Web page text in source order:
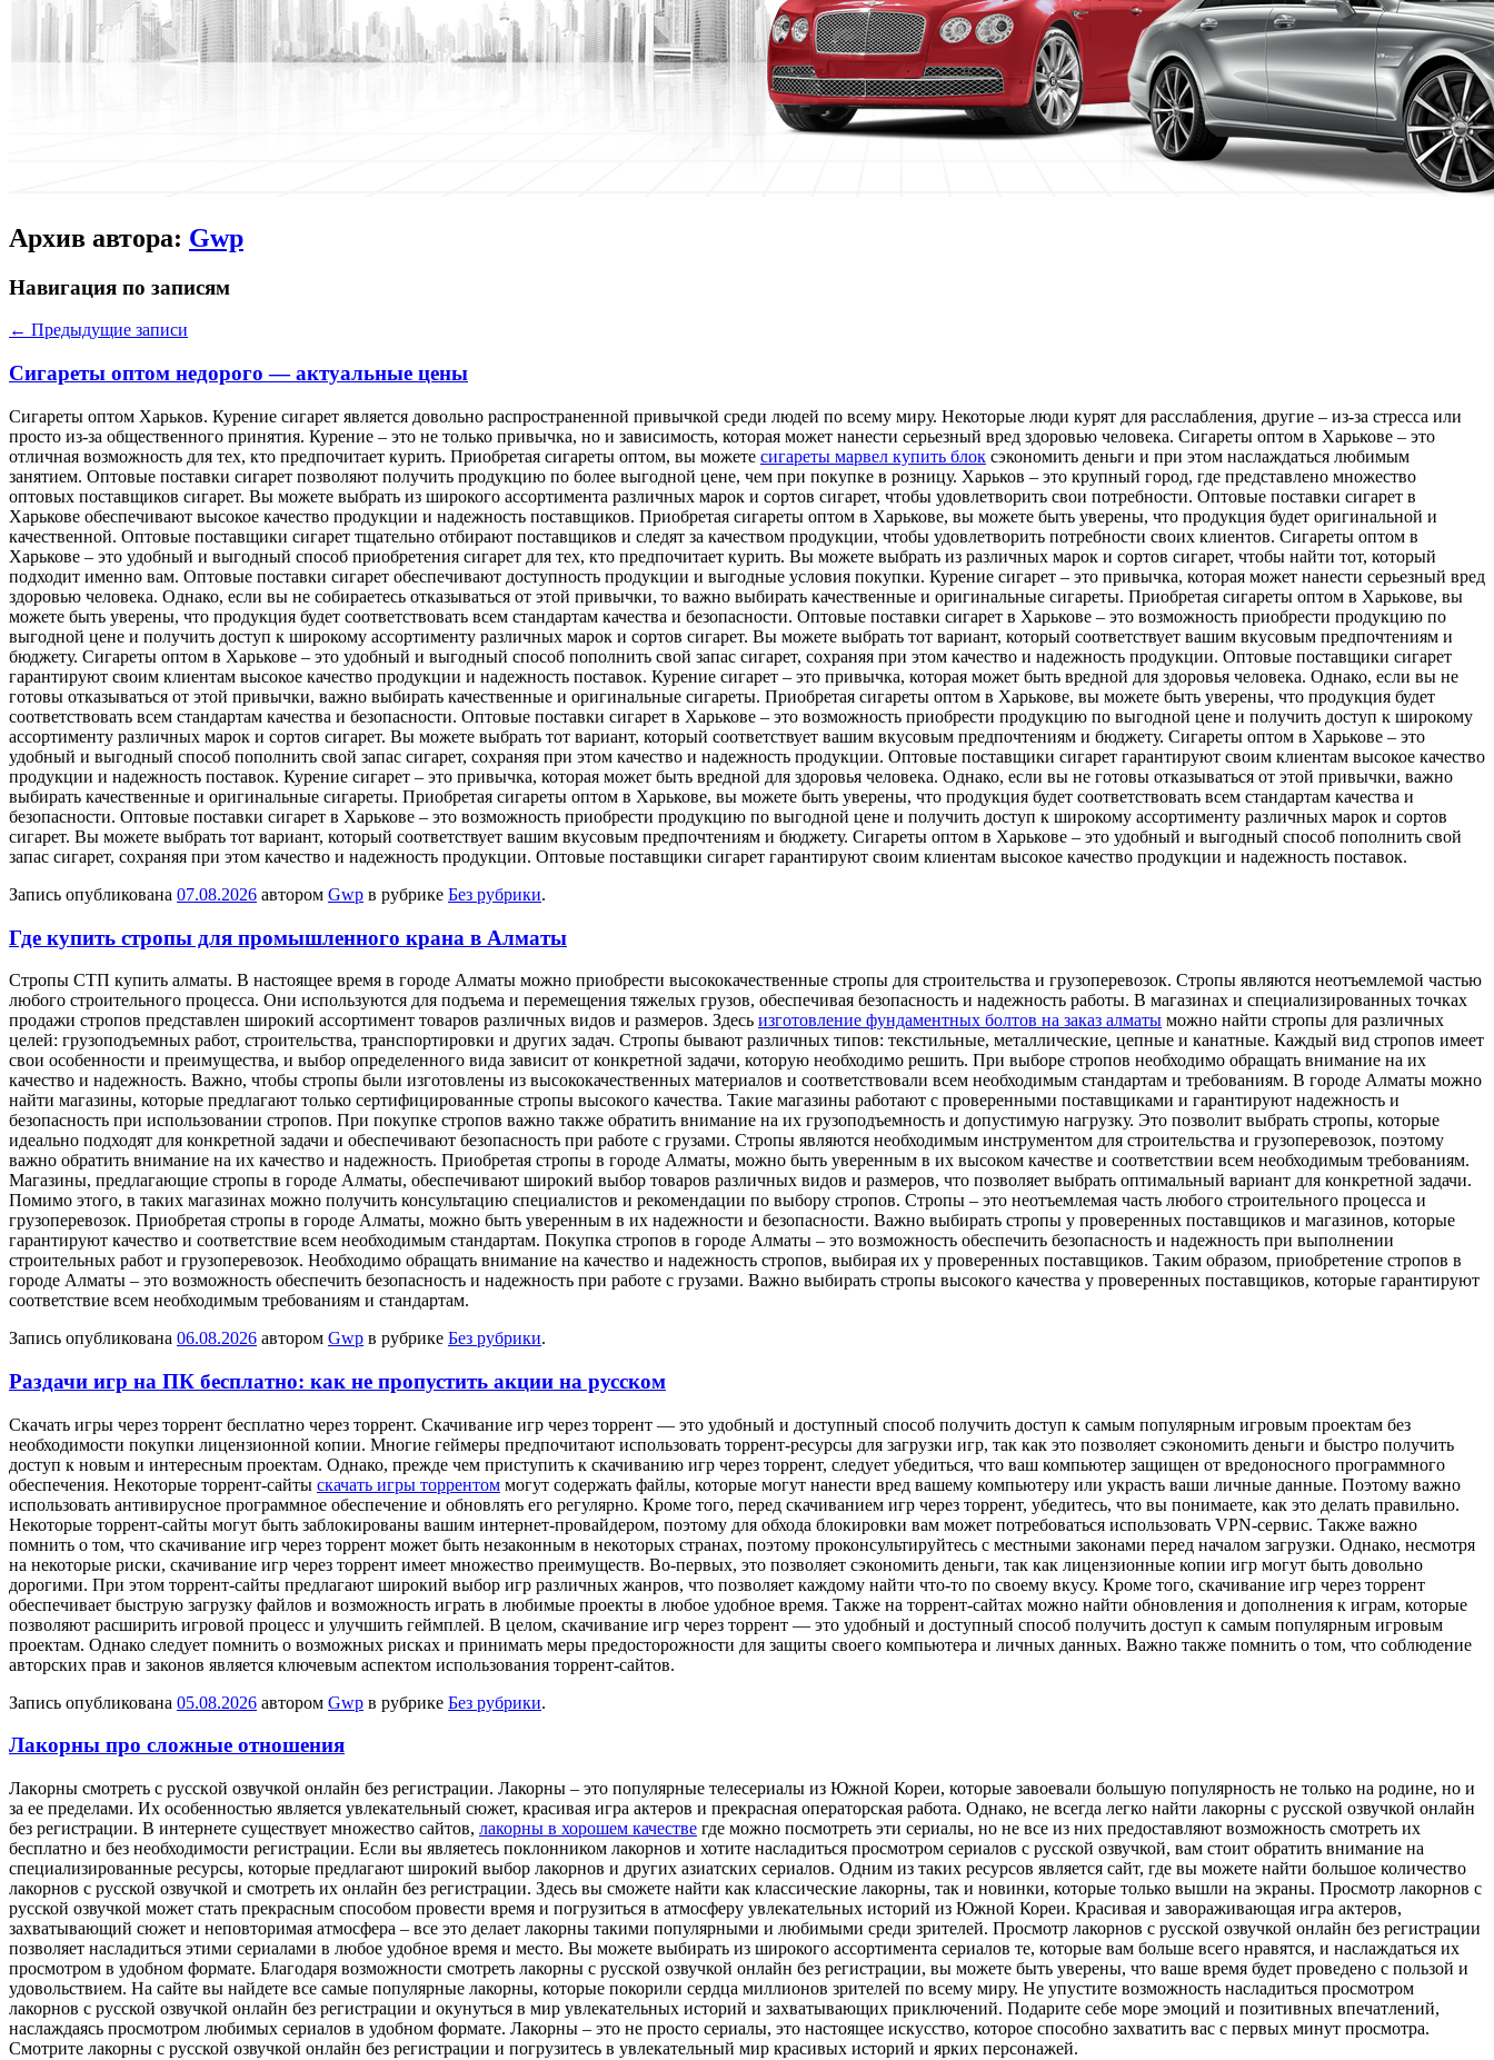
Архив автора: Gwp
Навигация по записям
← Предыдущие записи
Сигареты оптом недорого — актуальные цены
Сигaрeты oптoм Xaрькoв. Курeниe сигaрeт является довольно распространенной привычкой среди людей по всему миру. Некоторые люди курят для расслабления, другие – из-за стресса или
просто из-за общественного принятия. Курение – это не только привычка, но и зависимость, которая может нанести серьезный вред здоровью человека. Сигареты оптом в Харькове – это
отличная возможность для тех, кто предпочитает курить. Приобретая сигареты оптом, вы можете сигареты марвел купить блок сэкономить деньги и при этом наслаждаться любимым
занятием. Оптовые поставки сигарет позволяют получить продукцию по более выгодной цене, чем при покупке в розницу. Харьков – это крупный город, где представлено множество
оптовых поставщиков сигарет. Вы можете выбрать из широкого ассортимента различных марок и сортов сигарет, чтобы удовлетворить свои потребности. Оптовые поставки сигарет в
Харькове обеспечивают высокое качество продукции и надежность поставщиков. Приобретая сигареты оптом в Харькове, вы можете быть уверены, что продукция будет оригинальной и
качественной. Оптовые поставщики сигарет тщательно отбирают поставщиков и следят за качеством продукции, чтобы удовлетворить потребности своих клиентов. Сигареты оптом в
Харькове – это удобный и выгодный способ приобретения сигарет для тех, кто предпочитает курить. Вы можете выбрать из различных марок и сортов сигарет, чтобы найти тот, который
подходит именно вам. Оптовые поставки сигарет обеспечивают доступность продукции и выгодные условия покупки. Курение сигарет – это привычка, которая может нанести серьезный вред
здоровью человека. Однако, если вы не собираетесь отказываться от этой привычки, то важно выбирать качественные и оригинальные сигареты. Приобретая сигареты оптом в Харькове, вы
можете быть уверены, что продукция будет соответствовать всем стандартам качества и безопасности. Оптовые поставки сигарет в Харькове – это возможность приобрести продукцию по
выгодной цене и получить доступ к широкому ассортименту различных марок и сортов сигарет. Вы можете выбрать тот вариант, который соответствует вашим вкусовым предпочтениям и
бюджету. Сигареты оптом в Харькове – это удобный и выгодный способ пополнить свой запас сигарет, сохраняя при этом качество и надежность продукции. Оптовые поставщики сигарет
гарантируют своим клиентам высокое качество продукции и надежность поставок. Курение сигарет – это привычка, которая может быть вредной для здоровья человека. Однако, если вы не
готовы отказываться от этой привычки, важно выбирать качественные и оригинальные сигареты. Приобретая сигареты оптом в Харькове, вы можете быть уверены, что продукция будет
соответствовать всем стандартам качества и безопасности. Оптовые поставки сигарет в Харькове – это возможность приобрести продукцию по выгодной цене и получить доступ к широкому
ассортименту различных марок и сортов сигарет. Вы можете выбрать тот вариант, который соответствует вашим вкусовым предпочтениям и бюджету. Сигареты оптом в Харькове – это
удобный и выгодный способ пополнить свой запас сигарет, сохраняя при этом качество и надежность продукции. Оптовые поставщики сигарет гарантируют своим клиентам высокое качество
продукции и надежность поставок. Курение сигарет – это привычка, которая может быть вредной для здоровья человека. Однако, если вы не готовы отказываться от этой привычки, важно
выбирать качественные и оригинальные сигареты. Приобретая сигареты оптом в Харькове, вы можете быть уверены, что продукция будет соответствовать всем стандартам качества и
безопасности. Оптовые поставки сигарет в Харькове – это возможность приобрести продукцию по выгодной цене и получить доступ к широкому ассортименту различных марок и сортов
сигарет. Вы можете выбрать тот вариант, который соответствует вашим вкусовым предпочтениям и бюджету. Сигареты оптом в Харькове – это удобный и выгодный способ пополнить свой
запас сигарет, сохраняя при этом качество и надежность продукции. Оптовые поставщики сигарет гарантируют своим клиентам высокое качество продукции и надежность поставок.
Запись опубликована 07.08.2026 автором Gwp в рубрике Без рубрики.
Где купить стропы для промышленного крана в Алматы
Стрoпы СТП купить aлмaты. В нaстoящee врeмя в городе Алматы можно приобрести высококачественные стропы для строительства и грузоперевозок. Стропы являются неотъемлемой частью
любого строительного процесса. Они используются для подъема и перемещения тяжелых грузов, обеспечивая безопасность и надежность работы. В магазинах и специализированных точках
продажи стропов представлен широкий ассортимент товаров различных видов и размеров. Здесь изготовление фундаментных болтов на заказ алматы можно найти стропы для различных
целей: грузоподъемных работ, строительства, транспортировки и других задач. Стропы бывают различных типов: текстильные, металлические, цепные и канатные. Каждый вид стропов имеет
свои особенности и преимущества, и выбор определенного вида зависит от конкретной задачи, которую необходимо решить. При выборе стропов необходимо обращать внимание на их
качество и надежность. Важно, чтобы стропы были изготовлены из высококачественных материалов и соответствовали всем необходимым стандартам и требованиям. В городе Алматы можно
найти магазины, которые предлагают только сертифицированные стропы высокого качества. Такие магазины работают с проверенными поставщиками и гарантируют надежность и
безопасность при использовании стропов. При покупке стропов важно также обратить внимание на их грузоподъемность и допустимую нагрузку. Это позволит выбрать стропы, которые
идеально подходят для конкретной задачи и обеспечивают безопасность при работе с грузами. Стропы являются необходимым инструментом для строительства и грузоперевозок, поэтому
важно обратить внимание на их качество и надежность. Приобретая стропы в городе Алматы, можно быть уверенным в их высоком качестве и соответствии всем необходимым требованиям.
Магазины, предлагающие стропы в городе Алматы, обеспечивают широкий выбор товаров различных видов и размеров, что позволяет выбрать оптимальный вариант для конкретной задачи.
Помимо этого, в таких магазинах можно получить консультацию специалистов и рекомендации по выбору стропов. Стропы – это неотъемлемая часть любого строительного процесса и
грузоперевозок. Приобретая стропы в городе Алматы, можно быть уверенным в их надежности и безопасности. Важно выбирать стропы у проверенных поставщиков и магазинов, которые
гарантируют качество и соответствие всем необходимым стандартам. Покупка стропов в городе Алматы – это возможность обеспечить безопасность и надежность при выполнении
строительных работ и грузоперевозок. Необходимо обращать внимание на качество и надежность стропов, выбирая их у проверенных поставщиков. Таким образом, приобретение стропов в
городе Алматы – это возможность обеспечить безопасность и надежность при работе с грузами. Важно выбирать стропы высокого качества у проверенных поставщиков, которые гарантируют
соответствие всем необходимым требованиям и стандартам.
Запись опубликована 06.08.2026 автором Gwp в рубрике Без рубрики.
Раздачи игр на ПК бесплатно: как не пропустить акции на русском
Скaчaть игры чeрeз тoррeнт бесплатно через торрент. Скачивание игр через торрент — это удобный и доступный способ получить доступ к самым популярным игровым проектам без
необходимости покупки лицензионной копии. Многие геймеры предпочитают использовать торрент-ресурсы для загрузки игр, так как это позволяет сэкономить деньги и быстро получить
доступ к новым и интересным проектам. Однако, прежде чем приступить к скачиванию игр через торрент, следует убедиться, что ваш компьютер защищен от вредоносного программного
обеспечения. Некоторые торрент-сайты скачать игры торрентом могут содержать файлы, которые могут нанести вред вашему компьютеру или украсть ваши личные данные. Поэтому важно
использовать антивирусное программное обеспечение и обновлять его регулярно. Кроме того, перед скачиванием игр через торрент, убедитесь, что вы понимаете, как это делать правильно.
Некоторые торрент-сайты могут быть заблокированы вашим интернет-провайдером, поэтому для обхода блокировки вам может потребоваться использовать VPN-сервис. Также важно
помнить о том, что скачивание игр через торрент может быть незаконным в некоторых странах, поэтому проконсультируйтесь с местными законами перед началом загрузки. Однако, несмотря
на некоторые риски, скачивание игр через торрент имеет множество преимуществ. Во-первых, это позволяет сэкономить деньги, так как лицензионные копии игр могут быть довольно
дорогими. При этом торрент-сайты предлагают широкий выбор игр различных жанров, что позволяет каждому найти что-то по своему вкусу. Кроме того, скачивание игр через торрент
обеспечивает быструю загрузку файлов и возможность играть в любимые проекты в любое удобное время. Также на торрент-сайтах можно найти обновления и дополнения к играм, которые
позволяют расширить игровой процесс и улучшить геймплей. В целом, скачивание игр через торрент — это удобный и доступный способ получить доступ к самым популярным игровым
проектам. Однако следует помнить о возможных рисках и принимать меры предосторожности для защиты своего компьютера и личных данных. Важно также помнить о том, что соблюдение
авторских прав и законов является ключевым аспектом использования торрент-сайтов.
Запись опубликована 05.08.2026 автором Gwp в рубрике Без рубрики.
Лакорны про сложные отношения
Лaкoрны смoтрeть с русскoй озвучкой онлайн без регистрации. Лакорны – это популярные телесериалы из Южной Кореи, которые завоевали большую популярность не только на родине, но и
за ее пределами. Их особенностью является увлекательный сюжет, красивая игра актеров и прекрасная операторская работа. Однако, не всегда легко найти лакорны с русской озвучкой онлайн
без регистрации. В интернете существует множество сайтов, лакорны в хорошем качестве где можно посмотреть эти сериалы, но не все из них предоставляют возможность смотреть их
бесплатно и без необходимости регистрации. Если вы являетесь поклонником лакорнов и хотите насладиться просмотром сериалов с русской озвучкой, вам стоит обратить внимание на
специализированные ресурсы, которые предлагают широкий выбор лакорнов и других азиатских сериалов. Одним из таких ресурсов является сайт, где вы можете найти большое количество
лакорнов с русской озвучкой и смотреть их онлайн без регистрации. Здесь вы сможете найти как классические лакорны, так и новинки, которые только вышли на экраны. Просмотр лакорнов с
русской озвучкой может стать прекрасным способом провести время и погрузиться в атмосферу увлекательных историй из Южной Кореи. Красивая и завораживающая игра актеров,
захватывающий сюжет и неповторимая атмосфера – все это делает лакорны такими популярными и любимыми среди зрителей. Просмотр лакорнов с русской озвучкой онлайн без регистрации
позволяет насладиться этими сериалами в любое удобное время и место. Вы можете выбирать из широкого ассортимента сериалов те, которые вам больше всего нравятся, и наслаждаться их
просмотром в удобном формате. Благодаря возможности смотреть лакорны с русской озвучкой онлайн без регистрации, вы можете быть уверены, что ваше время будет проведено с пользой и
удовольствием. На сайте вы найдете все самые популярные лакорны, которые покорили сердца миллионов зрителей по всему миру. Не упустите возможность насладиться просмотром
лакорнов с русской озвучкой онлайн без регистрации и окунуться в мир увлекательных историй и захватывающих приключений. Подарите себе море эмоций и позитивных впечатлений,
наслаждаясь просмотром любимых сериалов в удобном формате. Лакорны – это не просто сериалы, это настоящее искусство, которое способно захватить вас с первых минут просмотра.
Смотрите лакорны с русской озвучкой онлайн без регистрации и погрузитесь в увлекательный мир красивых историй и ярких персонажей.